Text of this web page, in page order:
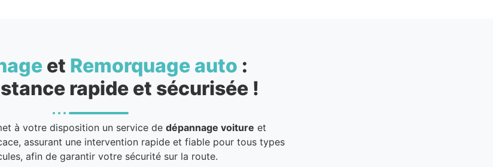
et Remorquage auto :
rapide et sécurisée !
à votre disposition un service de dépannage voiture et
assurant une intervention rapide et fiable pour tous types
afin de garantir votre sécurité sur la route.